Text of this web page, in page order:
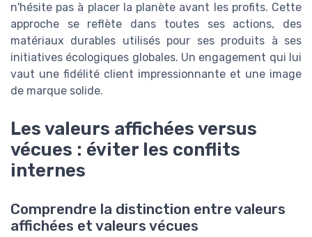
n'hésite pas à placer la planète avant les profits. Cette
approche se reflète dans toutes ses actions, des
matériaux durables utilisés pour ses produits à ses
initiatives écologiques globales. Un engagement qui lui
vaut une fidélité client impressionnante et une image
de marque solide.
Les valeurs affichées versus
vécues : éviter les conflits
internes
Comprendre la distinction entre valeurs
affichées et valeurs vécues